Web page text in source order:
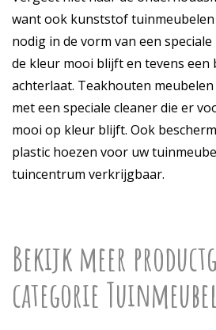
want ook kunststof
nodig in de vorm van een
de kleur mooi blijft en tevens een
achterlaat. Teakhouten
met een speciale cleaner die er
mooi op kleur blijft. Ook
plastic hoezen voor uw
tuincentrum verkrijgbaar.
Bekijk meer
categorie